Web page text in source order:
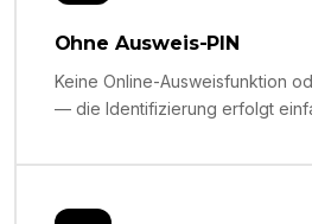
Ohne Ausweis-PIN
Keine Online-Ausweisfunktion
— die Identifizierung erfolgt